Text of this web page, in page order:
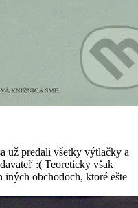
už predali všetky výtlačky a
:( Teoreticky však
obchodoch, ktoré ešte